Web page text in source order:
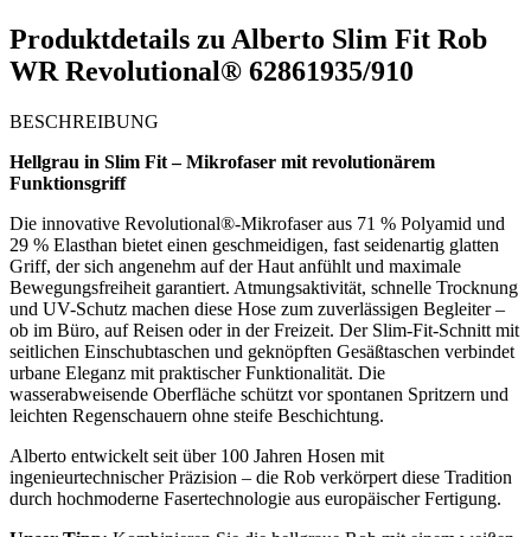
Produktdetails zu Alberto Slim Fit Rob
WR Revolutional® 62861935/910
BESCHREIBUNG
Hellgrau in Slim Fit – Mikrofaser mit revolutionärem
Funktionsgriff
Die innovative Revolutional®-Mikrofaser aus 71 % Polyamid und
29 % Elasthan bietet einen geschmeidigen, fast seidenartig glatten
Griff, der sich angenehm auf der Haut anfühlt und maximale
Bewegungsfreiheit garantiert. Atmungsaktivität, schnelle Trocknung
und UV-Schutz machen diese Hose zum zuverlässigen Begleiter –
ob im Büro, auf Reisen oder in der Freizeit. Der Slim-Fit-Schnitt mit
seitlichen Einschubtaschen und geknöpften Gesäßtaschen verbindet
urbane Eleganz mit praktischer Funktionalität. Die
wasserabweisende Oberfläche schützt vor spontanen Spritzern und
leichten Regenschauern ohne steife Beschichtung.
Alberto entwickelt seit über 100 Jahren Hosen mit
ingenieurtechnischer Präzision – die Rob verkörpert diese Tradition
durch hochmoderne Fasertechnologie aus europäischer Fertigung.